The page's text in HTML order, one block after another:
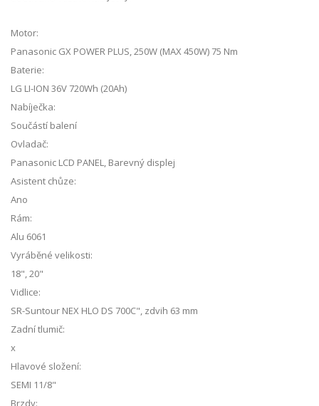
Motor:
Panasonic GX POWER PLUS, 250W (MAX 450W) 75 Nm
Baterie:
LG LI-ION 36V 720Wh (20Ah)
Nabíječka:
Součástí balení
Ovladač:
Panasonic LCD PANEL, Barevný displej
Asistent chůze:
Ano
Rám:
Alu 6061
Vyráběné velikosti:
18", 20"
Vidlice:
SR-Suntour NEX HLO DS 700C", zdvih 63 mm
Zadní tlumič:
x
Hlavové složení:
SEMI 11/8"
Brzdy: